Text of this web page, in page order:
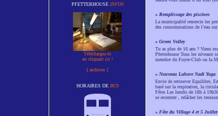
PFETTERHOUSE INFOS
Téléchargez-le
en cliquant ici !
[ archives ]
HORAIRES DE BUS
» Remplissage des piscines
La municipalité remercie les
des consommations de l’eau
» Green Volley
Tu as plus de 16 ans ? Viens
Pfetterhouse Tous les niveaux
membre du Foyer-Club ou la
» Nouveau Lahore Nadi Yoga
Envie de retrouver Equilibre,
basé sur la respiration, la
Fêtes Les lundis de 18h à
se recentrer , relâcher les
» Fête du Village 4 et 5 Juillet